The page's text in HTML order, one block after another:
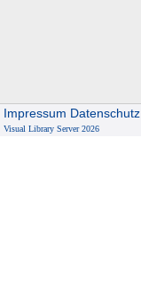
Impressum Datenschutz
Visual Library Server 2026